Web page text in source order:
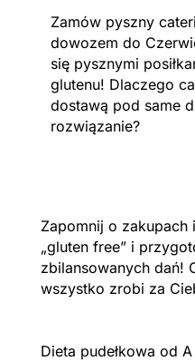
Zamów pyszny
dowozem do
się pysznymi
glutenu! Dlaczego
dostawą pod same
rozwiązanie?
Zapomnij o
„gluten free” i
zbilansowanych dań!
wszystko zrobi za
Dieta pudełkowa od